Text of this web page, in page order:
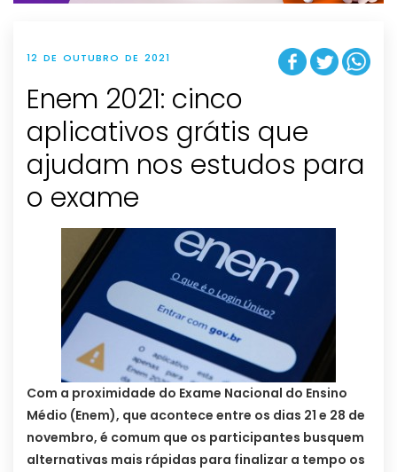
12 DE OUTUBRO DE 2021
Enem 2021: cinco
aplicativos grátis que
ajudam nos estudos para
o exame
Com a proximidade do Exame Nacional do Ensino
Médio (Enem), que acontece entre os dias 21 e 28 de
novembro, é comum que os participantes busquem
alternativas mais rápidas para finalizar a tempo os